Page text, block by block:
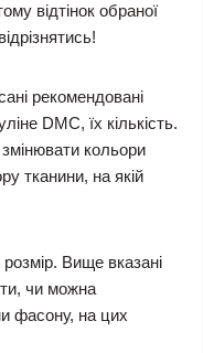
відтінок обраної
рекомендовані
DMC, їх кількість.
кольори
тканини, на якій
Вище вказані
чи можна
фасону, на цих